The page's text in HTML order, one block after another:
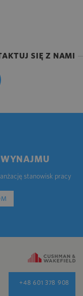
SIĘ Z NAMI
WYNAJMU
stanowisk pracy
+48 601 378 908